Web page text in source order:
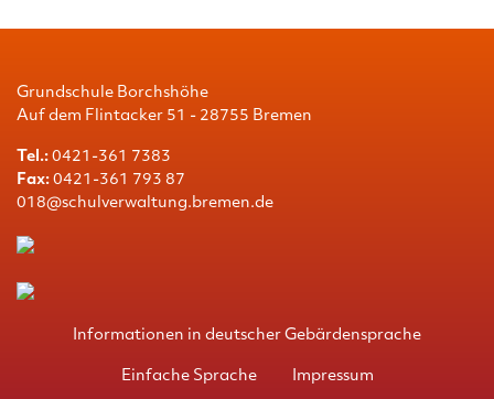
Grundschule Borchshöhe
Auf dem Flintacker 51 - 28755 Bremen
Tel.: 0421-361 7383
Fax: 0421-361 793 87
018@schulverwaltung.bremen.de
Informationen in deutscher Gebärdensprache(current)
Einfache Sprache(current)Impressum(current)